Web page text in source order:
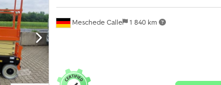
Meschede Calle 1 840 km